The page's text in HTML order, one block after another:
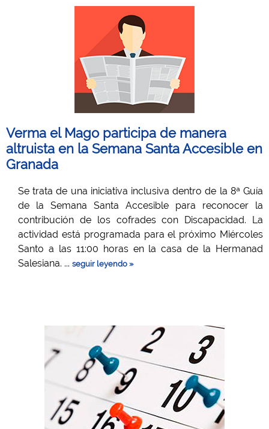
Verma el Mago participa de manera
altruista en la Semana Santa Accesible en
Granada
Se trata de una iniciativa inclusiva dentro de la 8ª Guía
de la Semana Santa Accesible para reconocer la
contribución de los cofrades con Discapacidad. La
actividad está programada para el próximo Miércoles
Santo a las 11:00 horas en la casa de la Hermanad
Salesiana. ... seguir leyendo »